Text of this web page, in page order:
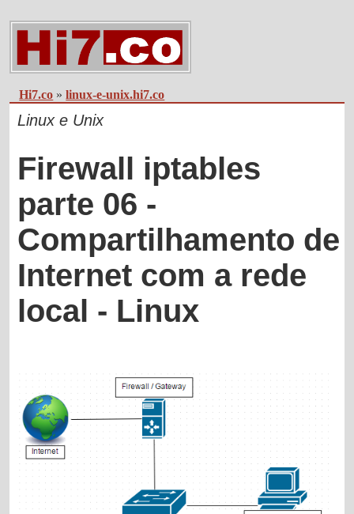
Hi7.co »linux-e-unix.hi7.co
Linux e Unix
Firewall iptables
parte 06 -
Compartilhamento de
Internet com a rede
local - Linux